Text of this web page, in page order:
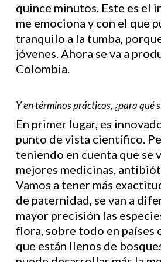
quince minutos. Este es el
me emociona y con el que
tranquilo a la tumba,
jóvenes. Ahora se va a
Colombia.
Y en términos prácticos, ¿para qué
En primer lugar, es
punto de vista científico.
teniendo en cuenta que se
mejores medicinas,
Vamos a tener más
de paternidad, se van a
mayor precisión las
flora, sobre todo en países
que están llenos de